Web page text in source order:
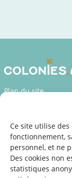
Ce site utilise des
fonctionnement,
personnel, et ne
Des cookies non
statistiques
Plan du site
Déclaration
Mentions légales
©2026 SNJ